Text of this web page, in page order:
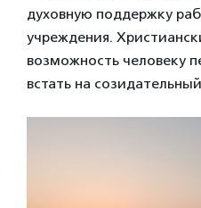
духовную поддержку
учреждения.
возможность человеку
встать на